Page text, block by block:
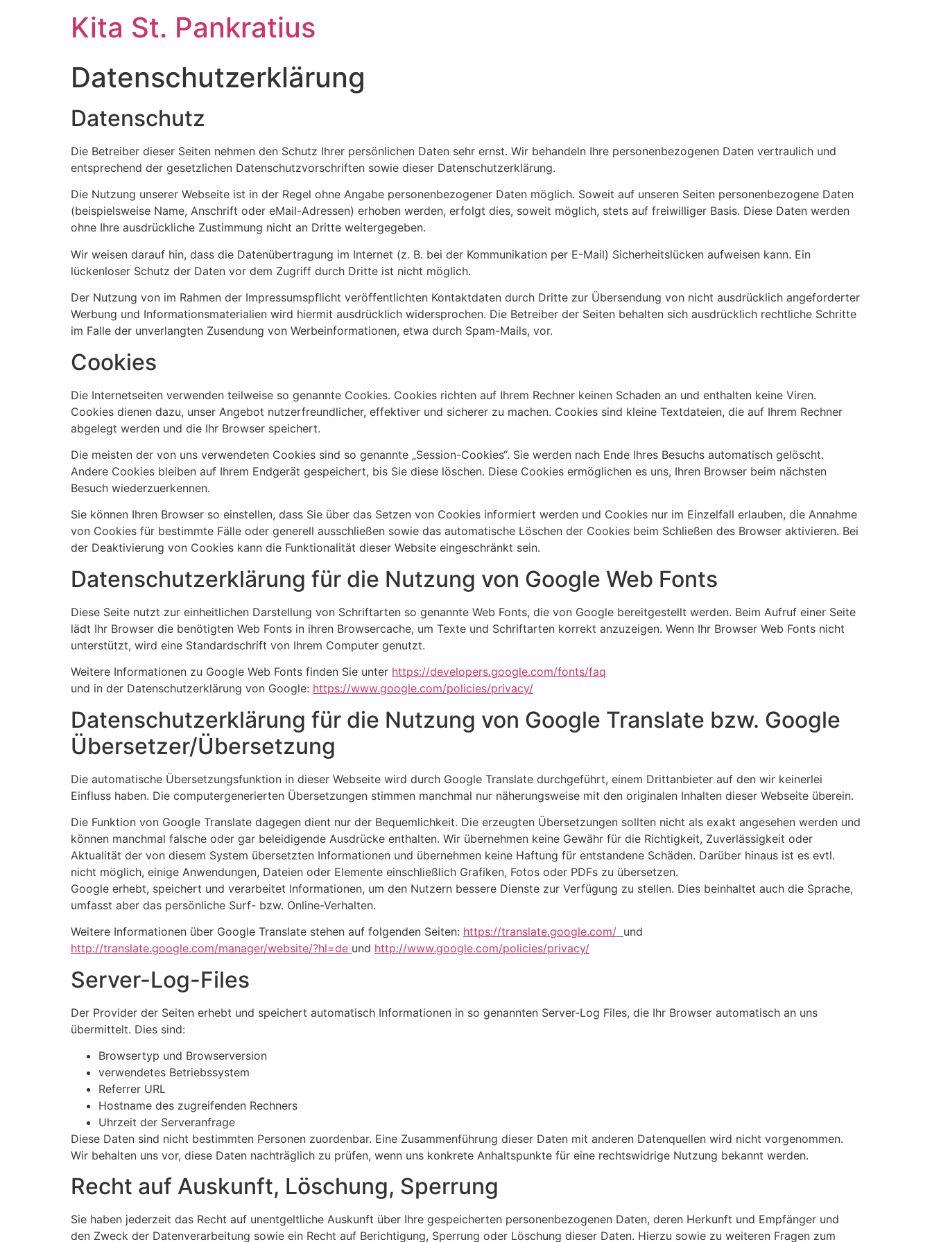
Kita St. Pankratius
Datenschutzerklärung
Datenschutz
Die Betreiber dieser Seiten nehmen den Schutz Ihrer persönlichen Daten sehr ernst. Wir behandeln Ihre personenbezogenen Daten vertraulich und
entsprechend der gesetzlichen Datenschutzvorschriften sowie dieser Datenschutzerklärung.
Die Nutzung unserer Webseite ist in der Regel ohne Angabe personenbezogener Daten möglich. Soweit auf unseren Seiten personenbezogene Daten
(beispielsweise Name, Anschrift oder eMail-Adressen) erhoben werden, erfolgt dies, soweit möglich, stets auf freiwilliger Basis. Diese Daten werden
ohne Ihre ausdrückliche Zustimmung nicht an Dritte weitergegeben.
Wir weisen darauf hin, dass die Datenübertragung im Internet (z. B. bei der Kommunikation per E-Mail) Sicherheitslücken aufweisen kann. Ein
lückenloser Schutz der Daten vor dem Zugriff durch Dritte ist nicht möglich.
Der Nutzung von im Rahmen der Impressumspflicht veröffentlichten Kontaktdaten durch Dritte zur Übersendung von nicht ausdrücklich angeforderter
Werbung und Informationsmaterialien wird hiermit ausdrücklich widersprochen. Die Betreiber der Seiten behalten sich ausdrücklich rechtliche Schritte
im Falle der unverlangten Zusendung von Werbeinformationen, etwa durch Spam-Mails, vor.
Cookies
Die Internetseiten verwenden teilweise so genannte Cookies. Cookies richten auf Ihrem Rechner keinen Schaden an und enthalten keine Viren.
Cookies dienen dazu, unser Angebot nutzerfreundlicher, effektiver und sicherer zu machen. Cookies sind kleine Textdateien, die auf Ihrem Rechner
abgelegt werden und die Ihr Browser speichert.
Die meisten der von uns verwendeten Cookies sind so genannte „Session-Cookies“. Sie werden nach Ende Ihres Besuchs automatisch gelöscht.
Andere Cookies bleiben auf Ihrem Endgerät gespeichert, bis Sie diese löschen. Diese Cookies ermöglichen es uns, Ihren Browser beim nächsten
Besuch wiederzuerkennen.
Sie können Ihren Browser so einstellen, dass Sie über das Setzen von Cookies informiert werden und Cookies nur im Einzelfall erlauben, die Annahme
von Cookies für bestimmte Fälle oder generell ausschließen sowie das automatische Löschen der Cookies beim Schließen des Browser aktivieren. Bei
der Deaktivierung von Cookies kann die Funktionalität dieser Website eingeschränkt sein.
Datenschutzerklärung für die Nutzung von Google Web Fonts
Diese Seite nutzt zur einheitlichen Darstellung von Schriftarten so genannte Web Fonts, die von Google bereitgestellt werden. Beim Aufruf einer Seite
lädt Ihr Browser die benötigten Web Fonts in ihren Browsercache, um Texte und Schriftarten korrekt anzuzeigen. Wenn Ihr Browser Web Fonts nicht
unterstützt, wird eine Standardschrift von Ihrem Computer genutzt.
Weitere Informationen zu Google Web Fonts finden Sie unter https://developers.google.com/fonts/faq
und in der Datenschutzerklärung von Google: https://www.google.com/policies/privacy/
Datenschutzerklärung für die Nutzung von Google Translate bzw. Google
Übersetzer/Übersetzung
Die automatische Übersetzungsfunktion in dieser Webseite wird durch Google Translate durchgeführt, einem Drittanbieter auf den wir keinerlei
Einfluss haben. Die computergenerierten Übersetzungen stimmen manchmal nur näherungsweise mit den originalen Inhalten dieser Webseite überein.
Die Funktion von Google Translate dagegen dient nur der Bequemlichkeit. Die erzeugten Übersetzungen sollten nicht als exakt angesehen werden und
können manchmal falsche oder gar beleidigende Ausdrücke enthalten. Wir übernehmen keine Gewähr für die Richtigkeit, Zuverlässigkeit oder
Aktualität der von diesem System übersetzten Informationen und übernehmen keine Haftung für entstandene Schäden. Darüber hinaus ist es evtl.
nicht möglich, einige Anwendungen, Dateien oder Elemente einschließlich Grafiken, Fotos oder PDFs zu übersetzen.
Google erhebt, speichert und verarbeitet Informationen, um den Nutzern bessere Dienste zur Verfügung zu stellen. Dies beinhaltet auch die Sprache,
umfasst aber das persönliche Surf- bzw. Online-Verhalten.
Weitere Informationen über Google Translate stehen auf folgenden Seiten: https://translate.google.com/ und
http://translate.google.com/manager/website/?hl=de und http://www.google.com/policies/privacy/
Server-Log-Files
Der Provider der Seiten erhebt und speichert automatisch Informationen in so genannten Server-Log Files, die Ihr Browser automatisch an uns
übermittelt. Dies sind:
Browsertyp und Browserversion
verwendetes Betriebssystem
Referrer URL
Hostname des zugreifenden Rechners
Uhrzeit der Serveranfrage
Diese Daten sind nicht bestimmten Personen zuordenbar. Eine Zusammenführung dieser Daten mit anderen Datenquellen wird nicht vorgenommen.
Wir behalten uns vor, diese Daten nachträglich zu prüfen, wenn uns konkrete Anhaltspunkte für eine rechtswidrige Nutzung bekannt werden.
Recht auf Auskunft, Löschung, Sperrung
Sie haben jederzeit das Recht auf unentgeltliche Auskunft über Ihre gespeicherten personenbezogenen Daten, deren Herkunft und Empfänger und
den Zweck der Datenverarbeitung sowie ein Recht auf Berichtigung, Sperrung oder Löschung dieser Daten. Hierzu sowie zu weiteren Fragen zum